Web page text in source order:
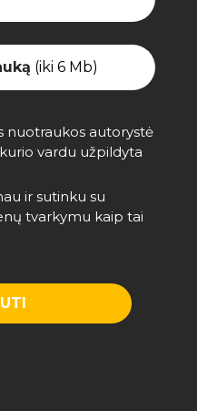
(iki 6 Mb)
nuotraukos autorystė
vardu užpildyta
ir sutinku su
tvarkymu kaip tai